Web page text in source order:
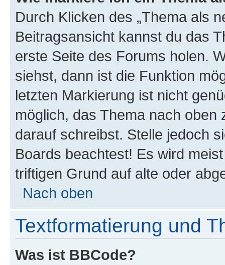
Durch Klicken des „Thema als
Beitragsansicht kannst du das
erste Seite des Forums holen.
siehst, dann ist die Funktion
letzten Markierung ist nicht
möglich, das Thema nach oben
darauf schreibst. Stelle jedoch
Boards beachtest! Es wird
triftigen Grund auf alte oder
Nach oben
Textformatierung und
Was ist BBCode?